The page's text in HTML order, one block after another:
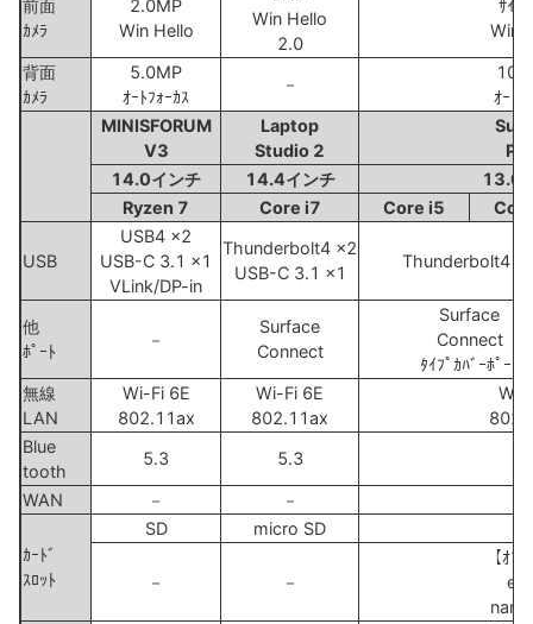
前面
ｶﾒﾗ
2.0MP
Win Hello
Win Hello
2.0
ｻｲﾝ
Win
背面
ｶﾒﾗ
5.0MP
ｵｰﾄﾌｫｰｶｽ
－
ｵｰﾄﾌ
MINISFORUM
V3
Laptop
Studio 2
14.0インチ
14.4インチ
13.0
Ryzen 7
Core i7 Core i5
USB
USB4 x2
USB-C 3.1 x1
VLink/DP-in
Thunderbolt4 x2
USB-C 3.1 x1
Thunderbolt4
他
ﾎﾟｰﾄ
－
Surface
Connect
Surface
Connect
ﾀｲﾌﾟｶﾊﾞｰﾎﾟｰﾄ
無線
LAN
Wi-Fi 6E
802.11ax
Wi-Fi 6E
802.11ax
Wi-
Blue
tooth
5.3 5.3
WAN － －
ｶｰﾄﾞ
ｽﾛｯﾄ
SD micro SD
－ －
【ｵﾌ